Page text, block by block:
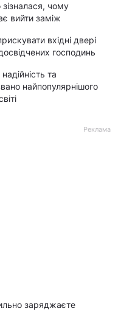
чому
вийти заміж
вхідні двері
господинь
та
найпопулярнішого
Реклама
заряджаєте